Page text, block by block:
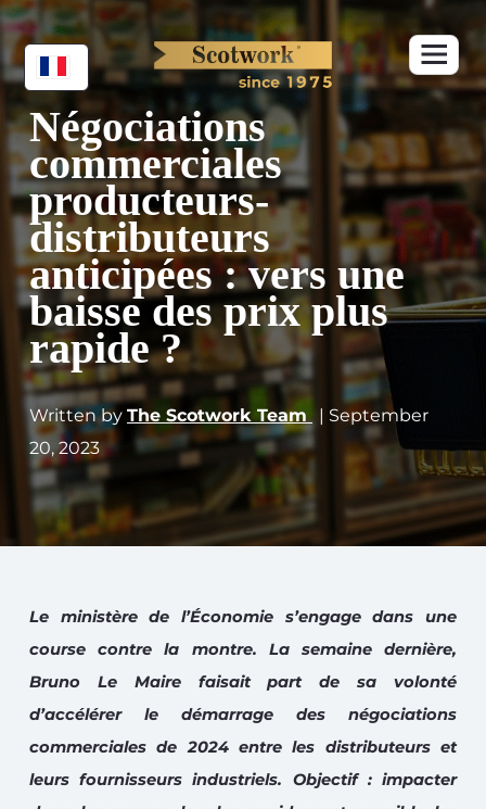
Négociations
commerciales
producteurs-
distributeurs
anticipées : vers une
baisse des prix plus
rapide ?
Written by The Scotwork Team | September
20, 2023
Le ministère de l’Économie s’engage dans une
course contre la montre. La semaine dernière,
Bruno Le Maire faisait part de sa volonté
d’accélérer le démarrage des négociations
commerciales de 2024 entre les distributeurs et
leurs fournisseurs industriels. Objectif : impacter